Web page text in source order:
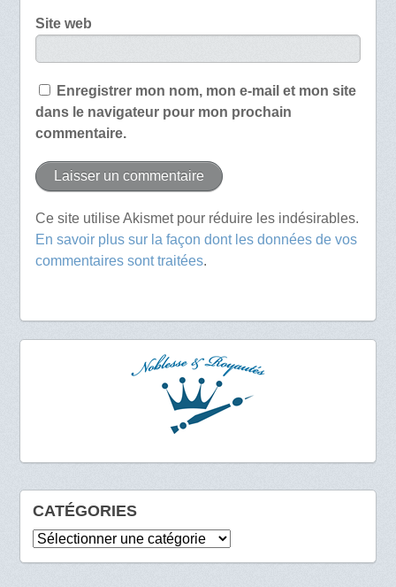
Site web
Enregistrer mon nom, mon e-mail et mon site
dans le navigateur pour mon prochain
commentaire.
Ce site utilise Akismet pour réduire les indésirables.
En savoir plus sur la façon dont les données de vos
commentaires sont traitées.
CATÉGORIES
Catégories